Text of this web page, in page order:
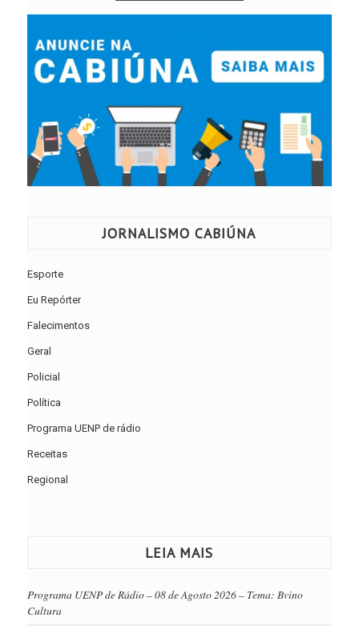
JORNALISMO CABIÚNA
Esporte
Eu Repórter
Falecimentos
Geral
Policial
Política
Programa UENP de rádio
Receitas
Regional
LEIA MAIS
Programa UENP de Rádio – 08 de Agosto 2026 – Tema: Bvino
Cultura